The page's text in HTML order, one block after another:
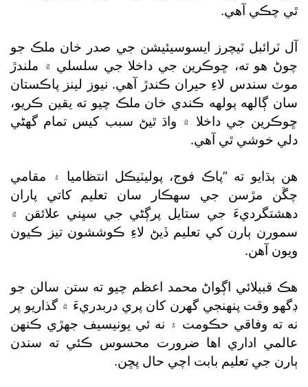
ٿي چڪي آهي.
آل ٽرائبل ٽيچرز ايسوسيئيشن جي صدر خان ملڪ جو
چوڻ هو ته، ڇوڪرين جي داخلا جي سلسلي ۾ ملندڙ
موٽ سندس لاءِ حيران ڪندڙ آهي. نيوز لينز پاڪستان
سان ڳالهه ٻولهه ڪندي خان ملڪ چيو ته يقين ڪريو،
ڇوڪرين جي داخلا ۾ واڌ ٿيڻ سبب کيس تمام گھڻي
دلي خوشي ٿي آهي.
هن ٻڌايو ته ”پاڪ فوج، پوليٽيڪل انتظاميا ۽ مقامي
چڱن مڙسن جي سهڪار سان تعليم کاتي پاران
دهشتگرديءَ جي ستايل پرڳڻي جي سڀني علائقن ۾
سمورن ٻارن کي تعليم ڏيڻ لاءِ ڪوششون تيز ڪيون
ويون آهن.
هڪ قبيلائي اڳواڻ محمد اعظم چيو ته ستن سالن جو
ڊگهو وقت پنهنجي گھرن کان پري دربدريءَ ۾ گذاريو پر
نه ته وفاقي حڪومت ۽ نه ئي يونيسيف جهڙي ڪنهن
عالمي اداري اها ضرورت محسوس ڪئي ته سندن
ٻارن جي تعليم بابت اچي حال پڇن.